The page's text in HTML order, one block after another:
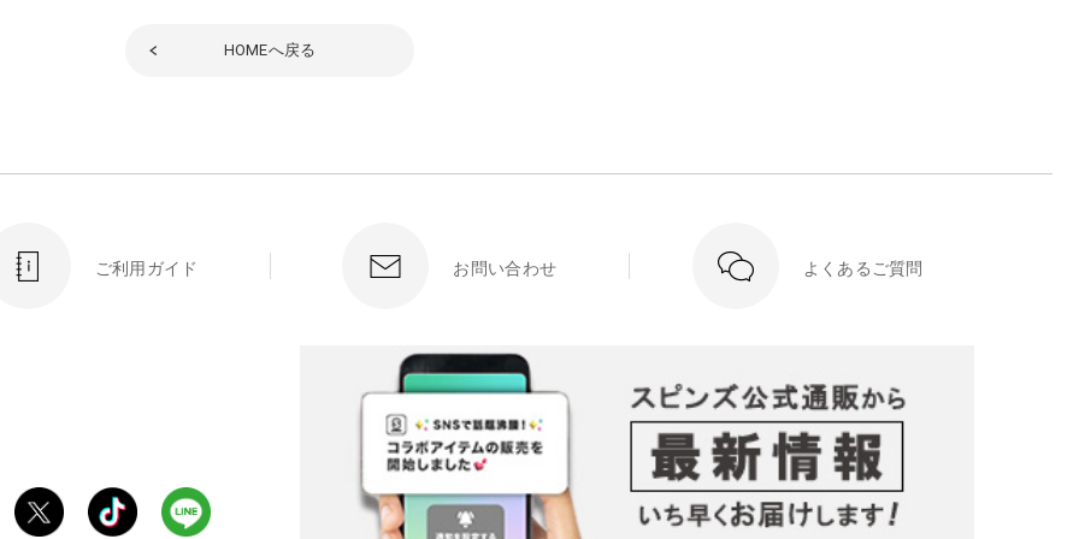
HOMEへ戻る
ご利用ガイド お問い合わせ よくあるご質問